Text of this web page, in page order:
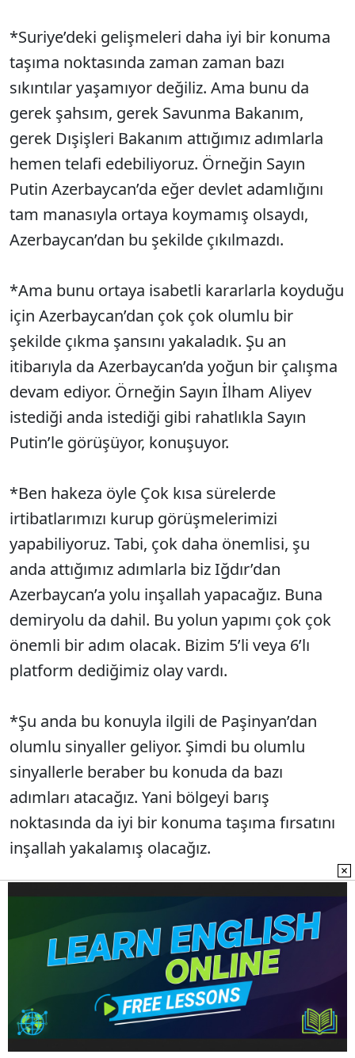
*Suriye’deki gelişmeleri daha iyi bir konuma
taşıma noktasında zaman zaman bazı
sıkıntılar yaşamıyor değiliz. Ama bunu da
gerek şahsım, gerek Savunma Bakanım,
gerek Dışişleri Bakanım attığımız adımlarla
hemen telafi edebiliyoruz. Örneğin Sayın
Putin Azerbaycan’da eğer devlet adamlığını
tam manasıyla ortaya koymamış olsaydı,
Azerbaycan’dan bu şekilde çıkılmazdı.
*Ama bunu ortaya isabetli kararlarla koyduğu
için Azerbaycan’dan çok çok olumlu bir
şekilde çıkma şansını yakaladık. Şu an
itibarıyla da Azerbaycan’da yoğun bir çalışma
devam ediyor. Örneğin Sayın İlham Aliyev
istediği anda istediği gibi rahatlıkla Sayın
Putin’le görüşüyor, konuşuyor.
*Ben hakeza öyle Çok kısa sürelerde
irtibatlarımızı kurup görüşmelerimizi
yapabiliyoruz. Tabi, çok daha önemlisi, şu
anda attığımız adımlarla biz Iğdır’dan
Azerbaycan’a yolu inşallah yapacağız. Buna
demiryolu da dahil. Bu yolun yapımı çok çok
önemli bir adım olacak. Bizim 5’li veya 6’lı
platform dediğimiz olay vardı.
*Şu anda bu konuyla ilgili de Paşinyan’dan
olumlu sinyaller geliyor. Şimdi bu olumlu
sinyallerle beraber bu konuda da bazı
adımları atacağız. Yani bölgeyi barış
noktasında da iyi bir konuma taşıma fırsatını
inşallah yakalamış olacağız.
*Ay sonunda Sayın Putin’le yapacağımız
görüşmede bunlar da tabi konunun içinde yer
alacak. Böylece Türkiye-Rusya ilişkilerinde
inşallah çok daha güçlü, çok daha farklı bir
döneme girmiş olacağız.
SOSYAL MEDYA DÜZENLEMESİ